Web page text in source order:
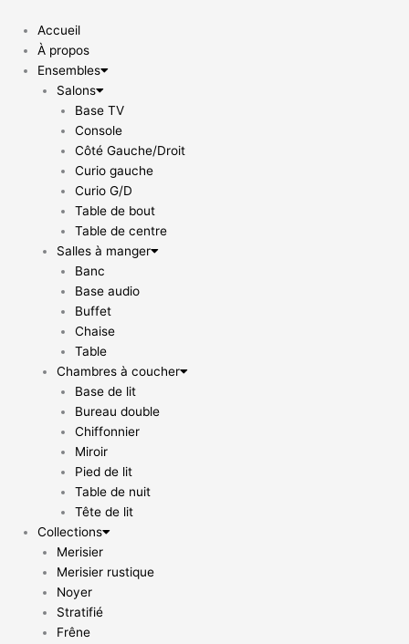
contenu
Accueil
À propos
Ensembles
Salons
Base TV
Console
Côté Gauche/Droit
Curio gauche
Curio G/D
Table de bout
Table de centre
Salles à manger
Banc
Base audio
Buffet
Chaise
Table
Chambres à coucher
Base de lit
Bureau double
Chiffonnier
Miroir
Pied de lit
Table de nuit
Tête de lit
Collections
Merisier
Merisier rustique
Noyer
Stratifié
Frêne